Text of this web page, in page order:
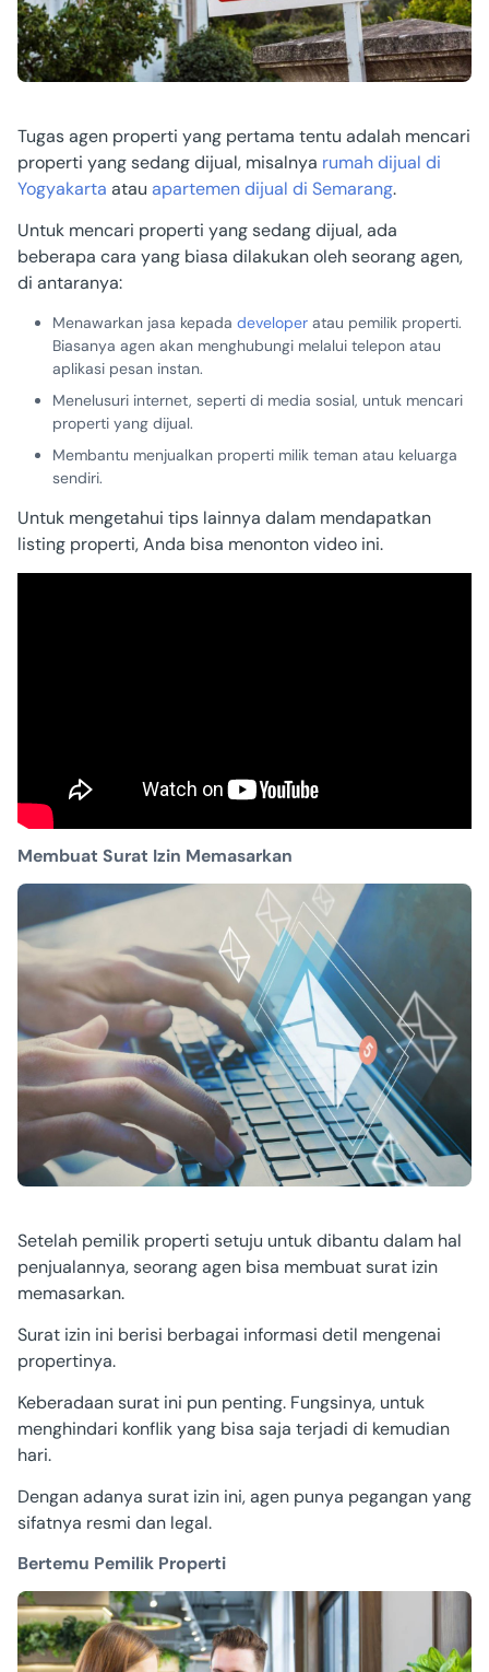
Tugas agen properti yang pertama tentu adalah mencari
properti yang sedang dijual, misalnya rumah dijual di
Yogyakarta atau apartemen dijual di Semarang.
Untuk mencari properti yang sedang dijual, ada
beberapa cara yang biasa dilakukan oleh seorang agen,
di antaranya:
Menawarkan jasa kepada developer atau pemilik properti.
Biasanya agen akan menghubungi melalui telepon atau
aplikasi pesan instan.
Menelusuri internet, seperti di media sosial, untuk mencari
properti yang dijual.
Membantu menjualkan properti milik teman atau keluarga
sendiri.
Untuk mengetahui tips lainnya dalam mendapatkan
listing properti, Anda bisa menonton video ini.
Membuat Surat Izin Memasarkan
Setelah pemilik properti setuju untuk dibantu dalam hal
penjualannya, seorang agen bisa membuat surat izin
memasarkan.
Surat izin ini berisi berbagai informasi detil mengenai
propertinya.
Keberadaan surat ini pun penting. Fungsinya, untuk
menghindari konflik yang bisa saja terjadi di kemudian
hari.
Dengan adanya surat izin ini, agen punya pegangan yang
sifatnya resmi dan legal.
Bertemu Pemilik Properti